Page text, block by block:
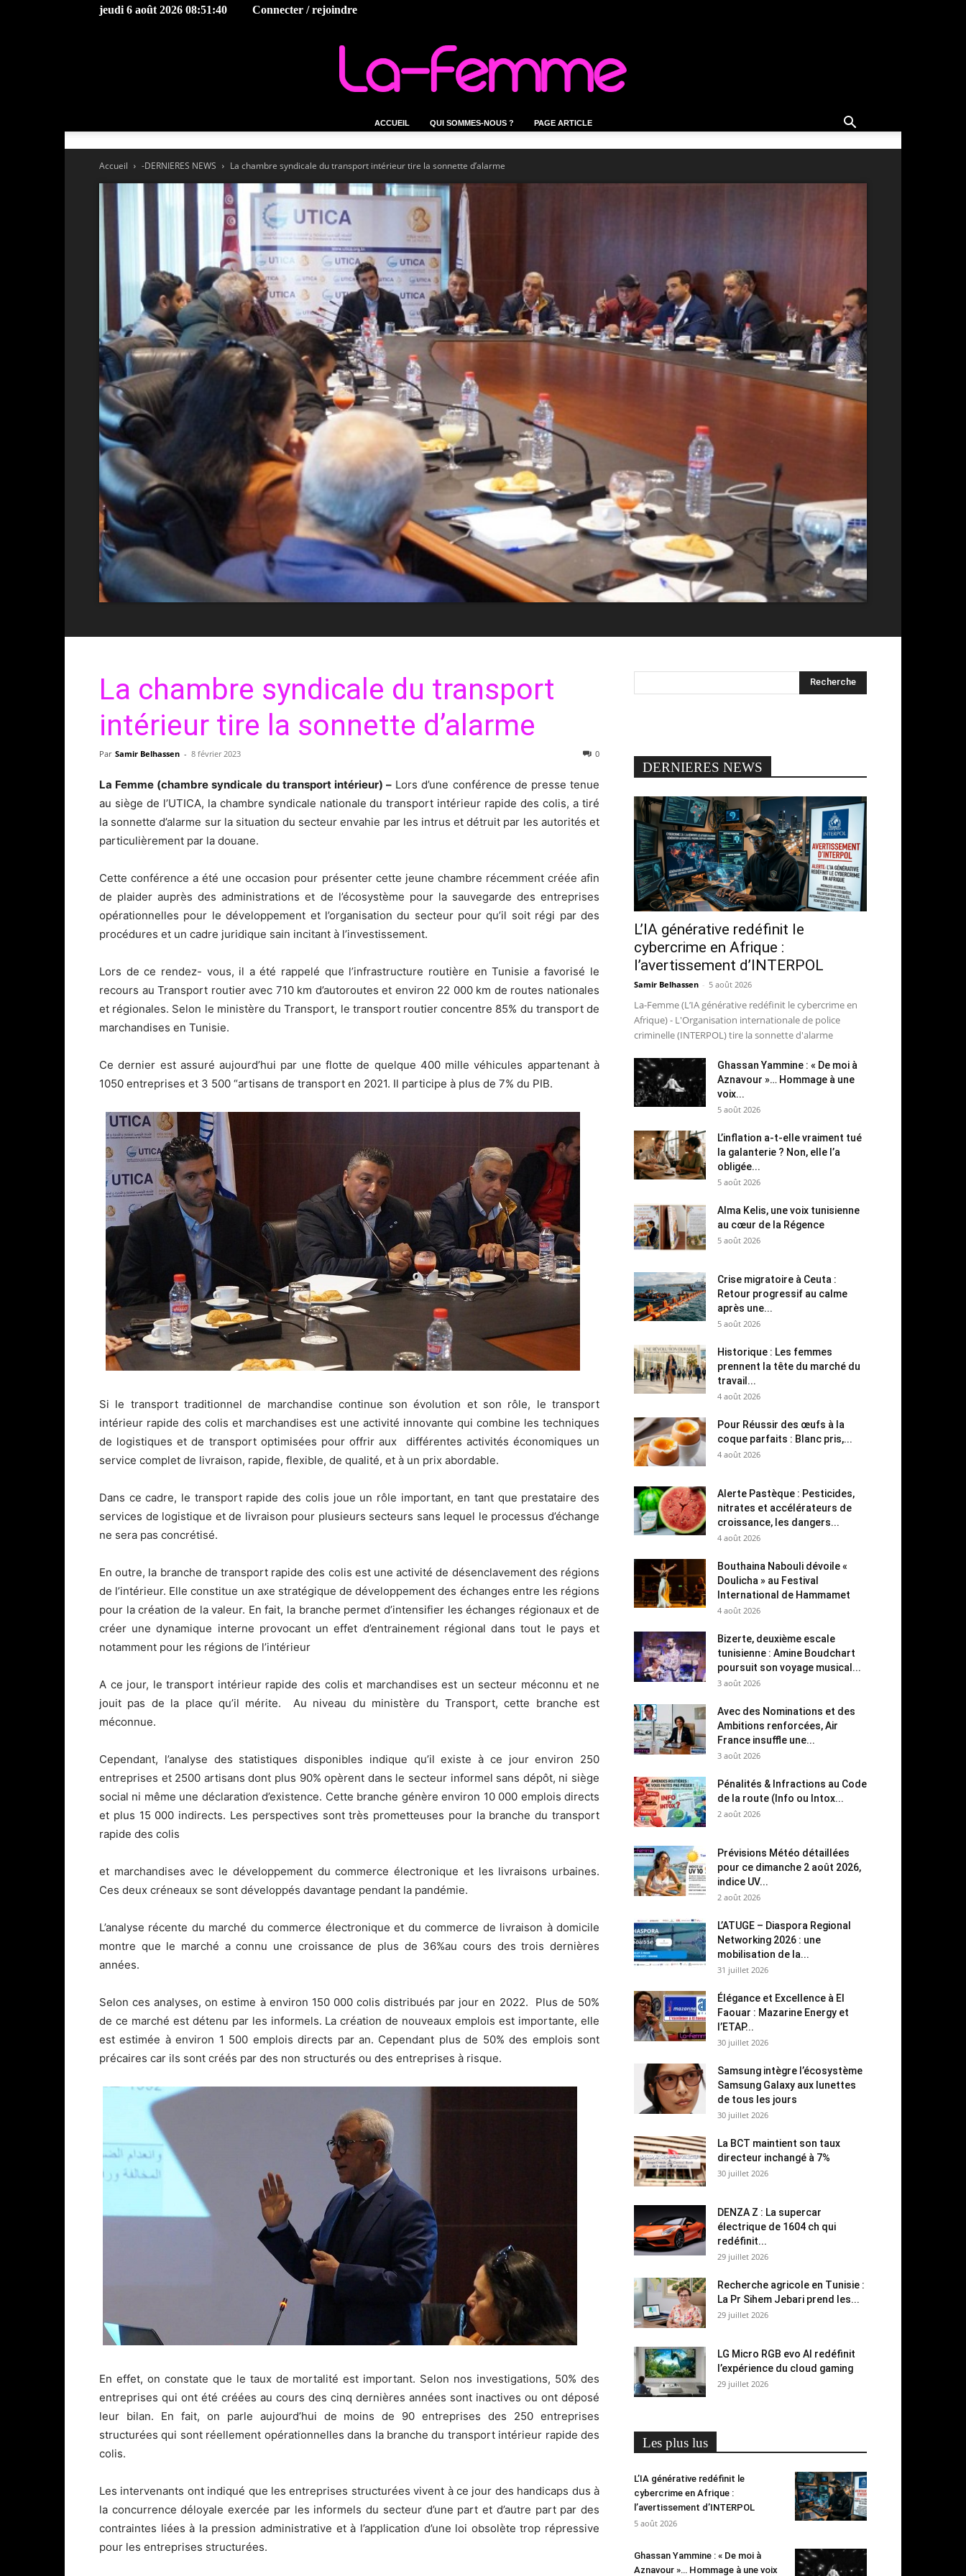
jeudi 6 août 2026 08:51:40 Connecter / rejoindre
ACCUEIL QUI SOMMES-NOUS ? PAGE ARTICLE
Accueil -DERNIERES NEWS La chambre syndicale du transport intérieur tire la sonnette d’alarme
La chambre syndicale du transport
intérieur tire la sonnette d’alarme
Par Samir Belhassen - 8 février 2023 0
La Femme (chambre syndicale du transport intérieur) – Lors d’une conférence de presse tenue
au siège de l’UTICA, la chambre syndicale nationale du transport intérieur rapide des colis, a tiré
la sonnette d’alarme sur la situation du secteur envahie par les intrus et détruit par les autorités et
particulièrement par la douane.
Cette conférence a été une occasion pour présenter cette jeune chambre récemment créée afin
de plaider auprès des administrations et de l’écosystème pour la sauvegarde des entreprises
opérationnelles pour le développement et l’organisation du secteur pour qu’il soit régi par des
procédures et un cadre juridique sain incitant à l’investissement.
Lors de ce rendez- vous, il a été rappelé que l’infrastructure routière en Tunisie a favorisé le
recours au Transport routier avec 710 km d’autoroutes et environ 22 000 km de routes nationales
et régionales. Selon le ministère du Transport, le transport routier concentre 85% du transport de
marchandises en Tunisie.
Ce dernier est assuré aujourd’hui par une flotte de quelque 400 mille véhicules appartenant à
1050 entreprises et 3 500 “artisans de transport en 2021. Il participe à plus de 7% du PIB.
Si le transport traditionnel de marchandise continue son évolution et son rôle, le transport
intérieur rapide des colis et marchandises est une activité innovante qui combine les techniques
de logistiques et de transport optimisées pour offrir aux différentes activités économiques un
service complet de livraison, rapide, flexible, de qualité, et à un prix abordable.
Dans ce cadre, le transport rapide des colis joue un rôle important, en tant que prestataire des
services de logistique et de livraison pour plusieurs secteurs sans lequel le processus d’échange
ne sera pas concrétisé.
En outre, la branche de transport rapide des colis est une activité de désenclavement des régions
de l’intérieur. Elle constitue un axe stratégique de développement des échanges entre les régions
pour la création de la valeur. En fait, la branche permet d’intensifier les échanges régionaux et de
créer une dynamique interne provocant un effet d’entrainement régional dans tout le pays et
notamment pour les régions de l’intérieur
A ce jour, le transport intérieur rapide des colis et marchandises est un secteur méconnu et ne
jouit pas de la place qu’il mérite. Au niveau du ministère du Transport, cette branche est
méconnue.
Cependant, l’analyse des statistiques disponibles indique qu’il existe à ce jour environ 250
entreprises et 2500 artisans dont plus 90% opèrent dans le secteur informel sans dépôt, ni siège
social ni même une déclaration d’existence. Cette branche génère environ 10 000 emplois directs
et plus 15 000 indirects. Les perspectives sont très prometteuses pour la branche du transport
rapide des colis
et marchandises avec le développement du commerce électronique et les livraisons urbaines.
Ces deux créneaux se sont développés davantage pendant la pandémie.
L’analyse récente du marché du commerce électronique et du commerce de livraison à domicile
montre que le marché a connu une croissance de plus de 36%au cours des trois dernières
années.
Selon ces analyses, on estime à environ 150 000 colis distribués par jour en 2022. Plus de 50%
de ce marché est détenu par les informels. La création de nouveaux emplois est importante, elle
est estimée à environ 1 500 emplois directs par an. Cependant plus de 50% des emplois sont
précaires car ils sont créés par des non structurés ou des entreprises à risque.
En effet, on constate que le taux de mortalité est important. Selon nos investigations, 50% des
entreprises qui ont été créées au cours des cinq dernières années sont inactives ou ont déposé
leur bilan. En fait, on parle aujourd’hui de moins de 90 entreprises des 250 entreprises
structurées qui sont réellement opérationnelles dans la branche du transport intérieur rapide des
colis.
Les intervenants ont indiqué que les entreprises structurées vivent à ce jour des handicaps dus à
la concurrence déloyale exercée par les informels du secteur d’une part et d’autre part par des
contraintes liées à la pression administrative et à l’application d’une loi obsolète trop répressive
pour les entreprises structurées.
DERNIERES NEWS
L’IA générative redéfinit le
cybercrime en Afrique :
l’avertissement d’INTERPOL
Samir Belhassen - 5 août 2026
La-Femme (L’IA générative redéfinit le cybercrime en
Afrique) - L'Organisation internationale de police
criminelle (INTERPOL) tire la sonnette d'alarme
Ghassan Yammine : « De moi à
Aznavour »… Hommage à une
voix...
5 août 2026
L’inflation a-t-elle vraiment tué
la galanterie ? Non, elle l’a
obligée...
5 août 2026
Alma Kelis, une voix tunisienne
au cœur de la Régence
5 août 2026
Crise migratoire à Ceuta :
Retour progressif au calme
après une...
5 août 2026
Historique : Les femmes
prennent la tête du marché du
travail...
4 août 2026
Pour Réussir des œufs à la
coque parfaits : Blanc pris,...
4 août 2026
Alerte Pastèque : Pesticides,
nitrates et accélérateurs de
croissance, les dangers...
4 août 2026
Bouthaina Nabouli dévoile «
Doulicha » au Festival
International de Hammamet
4 août 2026
Bizerte, deuxième escale
tunisienne : Amine Boudchart
poursuit son voyage musical...
3 août 2026
Avec des Nominations et des
Ambitions renforcées, Air
France insuffle une...
3 août 2026
Pénalités & Infractions au Code
de la route (Info ou Intox...
2 août 2026
Prévisions Météo détaillées
pour ce dimanche 2 août 2026,
indice UV...
2 août 2026
L’ATUGE – Diaspora Regional
Networking 2026 : une
mobilisation de la...
31 juillet 2026
Élégance et Excellence à El
Faouar : Mazarine Energy et
l’ETAP...
30 juillet 2026
Samsung intègre l’écosystème
Samsung Galaxy aux lunettes
de tous les jours
30 juillet 2026
La BCT maintient son taux
directeur inchangé à 7%
30 juillet 2026
DENZA Z : La supercar
électrique de 1604 ch qui
redéfinit...
29 juillet 2026
Recherche agricole en Tunisie :
La Pr Sihem Jebari prend les...
29 juillet 2026
LG Micro RGB evo AI redéfinit
l’expérience du cloud gaming
29 juillet 2026
Les plus lus
L’IA générative redéfinit le
cybercrime en Afrique :
l’avertissement d’INTERPOL
5 août 2026
Ghassan Yammine : « De moi à
Aznavour »… Hommage à une voix